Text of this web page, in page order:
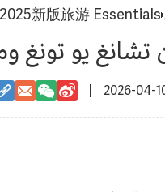
2025新版旅游 Essentials
يو تونغ
2026-04-